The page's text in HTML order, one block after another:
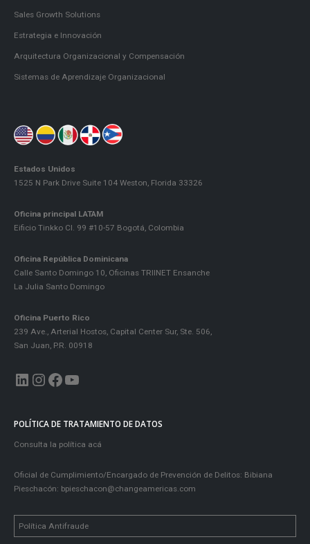
Sales Growth Solutions
Estrategia e Innovación
Arquitectura Organizacional y Compensación
Sistemas de Aprendizaje Organizacional
Estados Unidos
1525 N Park Drive Suite 104 Weston, Florida 33326
Oficina principal LATAM
Eificio Tinkko Cl. 99 #10-57 Bogotá, Colombia
Oficina República Dominicana
Calle Santo Domingo 10, Oficinas TRIINET Ensanche
La Julia Santo Domingo
Oficina Puerto Rico
239 Ave., Arterial Hostos, Capital Center Sur, Ste. 506,
San Juan, P.R. 00918
LinkedIn InstagramFacebook YouTube
POLÍTICA DE TRATAMIENTO DE DATOS
Consulta la política acá
Oficial de Cumplimiento/Encargado de Prevención de Delitos: Bibiana
Pieschacón: bpieschacon@changeamericas.com
Política Antifraude